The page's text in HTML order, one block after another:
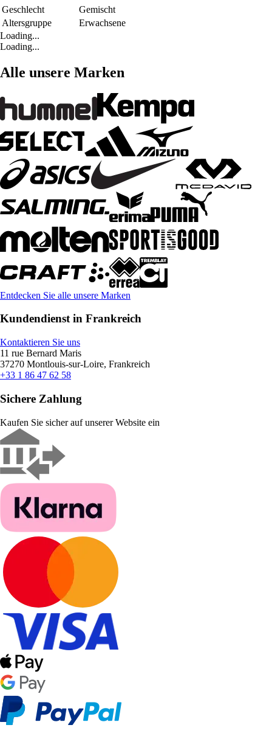
Geschlecht
Gemischt
Altersgruppe
Erwachsene
Loading...
Loading...
Alle unsere Marken
Entdecken Sie alle unsere Marken
Kundendienst in Frankreich
Kontaktieren Sie uns
11 rue Bernard Maris
37270 Montlouis-sur-Loire, Frankreich
+33 1 86 47 62 58
Sichere Zahlung
Kaufen Sie sicher auf unserer Website ein